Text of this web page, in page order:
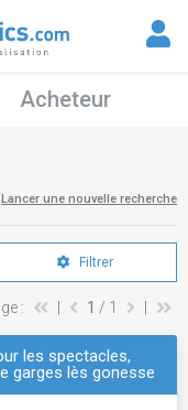
Acheteur
Lancer une nouvelle recherche
Filtrer
: 1 / 1
les spectacles,
garges lès gonesse